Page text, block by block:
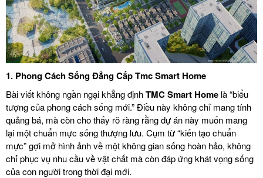
1. Phong Cách Sống Đẳng Cấp Tmc Smart Home
Bài viết không ngần ngại khẳng địnhTMC Smart Home là “biểu
tượng của phong cách sống mới.” Điều này không chỉ mang tính
quảng bá, mà còn cho thấy rõ ràng rằng dự án này muốn mang
lại một chuẩn mực sống thượng lưu. Cụm từ “kiến tạo chuẩn
mực” gợi mở hình ảnh về một không gian sống hoàn hảo, không
chỉ phục vụ nhu cầu về vật chất mà còn đáp ứng khát vọng sống
của con người trong thời đại mới.